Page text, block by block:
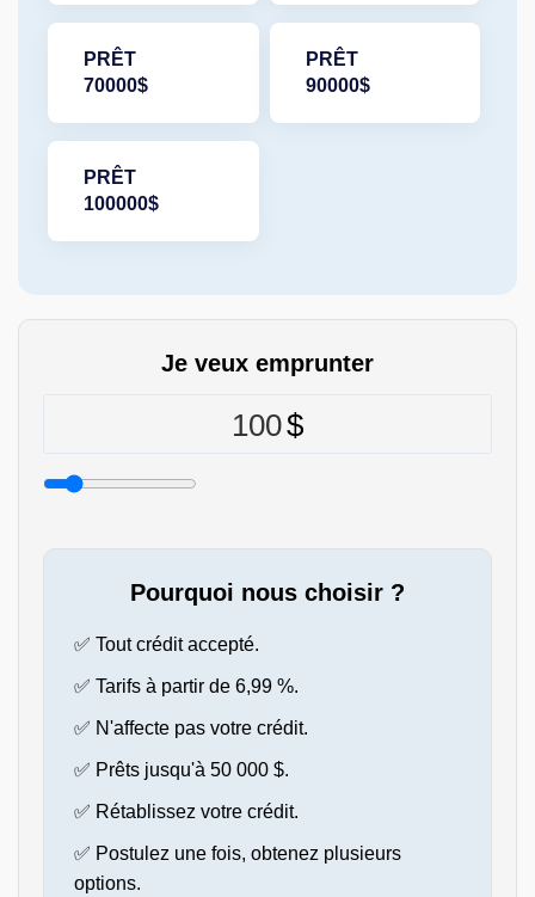
PRÊT
70000$
PRÊT
90000$
PRÊT
100000$
Je veux emprunter
100$
Pourquoi nous choisir ?
✅ Tout crédit accepté.
✅ Tarifs à partir de 6,99 %.
✅ N'affecte pas votre crédit.
✅ Prêts jusqu'à 50 000 $.
✅ Rétablissez votre crédit.
✅ Postulez une fois, obtenez plusieurs
options.